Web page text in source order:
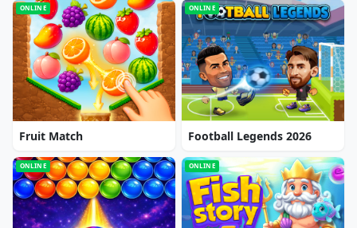
ONLINE
Fruit Match
ONLINE
Football Legends 2026
ONLINE ONLINE